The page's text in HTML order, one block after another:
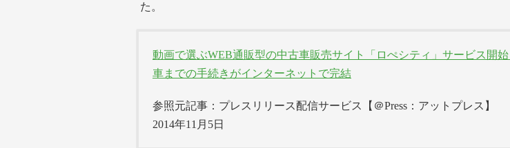
た。
動画で選ぶWEB通販型の中古車販売サイト「ロぺシティ」サービス開
車までの手続きがインターネットで完結
参照元記事：プレスリリース配信サービス【＠Press：アットプレス】
2014年11月5日